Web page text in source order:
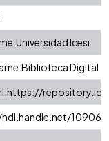
Icesi
Digital
10906/